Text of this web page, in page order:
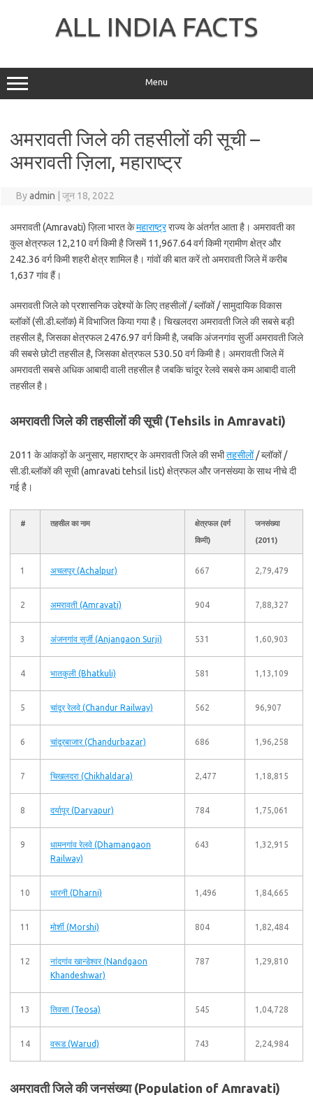
ALL INDIA FACTS
Menu
अमरावती जिले की तहसीलों की सूची –
अमरावती ज़िला, महाराष्ट्र
Byadmin जून 18, 2022
अमरावती (Amravati) ज़िला भारत केमहाराष्ट्रराज्य के अंतर्गत आता है। अमरावती का
कुल क्षेत्रफल 12,210 वर्ग किमी है जिसमें 11,967.64 वर्ग किमी ग्रामीण क्षेत्र और
242.36 वर्ग किमी शहरी क्षेत्र शामिल है। गांवों की बात करें तो अमरावती जिले में करीब
1,637 गांव हैं।
अमरावती जिले को प्रशासनिक उद्देश्यों के लिए तहसीलों / ब्लॉकों / सामुदायिक विकास
ब्लॉकों (सी.डी.ब्लॉक) में विभाजित किया गया है। चिखलदरा अमरावती जिले की सबसे बड़ी
तहसील है, जिसका क्षेत्रफल 2476.97 वर्ग किमी है, जबकि अंजनगांव सुर्जी अमरावती जिले
की सबसे छोटी तहसील है, जिसका क्षेत्रफल 530.50 वर्ग किमी है। अमरावती जिले में
अमरावती सबसे अधिक आबादी वाली तहसील है जबकि चांदूर रेलवे सबसे कम आबादी वाली
तहसील है।
अमरावती जिले की तहसीलों की सूची (Tehsils in Amravati)
2011 के आंकड़ों के अनुसार, महाराष्ट्र के अमरावती जिले की सभीतहसीलों/ ब्लॉकों /
सी.डी.ब्लॉकों की सूची (amravati tehsil list) क्षेत्रफल और जनसंख्या के साथ नीचे दी
गई है।
# तहसील का नाम
क्षेत्रफल (वर्ग
किमी)
जनसंख्या
(2011)
1 अचलपूर (Achalpur) 667 2,79,479
2 अमरावती (Amravati) 904 7,88,327
3 अंजनगांव सुर्जी (Anjangaon Surji) 531 1,60,903
4 भातकुली (Bhatkuli) 581 1,13,109
5 चांदूर रेलवे (Chandur Railway) 562 96,907
6 चांदूरबाजार (Chandurbazar) 686 1,96,258
7 चिखलदरा (Chikhaldara) 2,477 1,18,815
8 दर्यापूर (Daryapur) 784 1,75,061
9
धामनगांव रेलवे (Dhamangaon
Railway)
643 1,32,915
10 धारनी (Dharni) 1,496 1,84,665
11 मोर्शी (Morshi) 804 1,82,484
12
नांदगांव खान्डेश्वर (Nandgaon
Khandeshwar)
787 1,29,810
13 तिवसा (Teosa) 545 1,04,728
14 वरूड (Warud) 743 2,24,984
अमरावती जिले की जनसंख्या (Population of Amravati)